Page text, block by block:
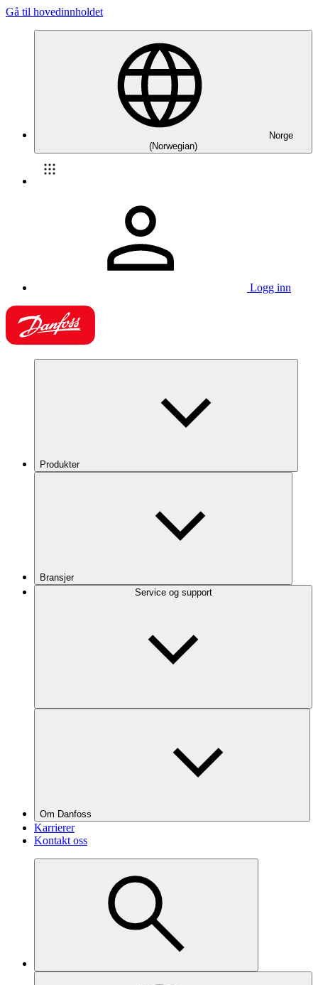
Gå til hovedinnholdet
Norge
(Norwegian)
Logg inn
Produkter
Bransjer
Service og support
Om Danfoss
Karrierer
Kontakt oss